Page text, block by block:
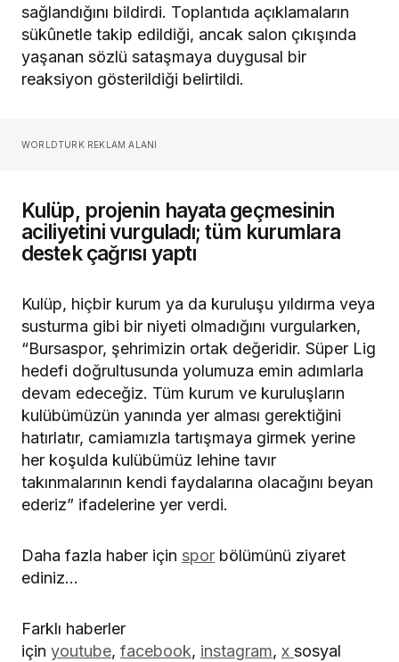
sağlandığını bildirdi. Toplantıda açıklamaların
sükûnetle takip edildiği, ancak salon çıkışında
yaşanan sözlü sataşmaya duygusal bir
reaksiyon gösterildiği belirtildi.
WORLDTURK REKLAM ALANI
Kulüp, projenin hayata geçmesinin
aciliyetini vurguladı; tüm kurumlara
destek çağrısı yaptı
Kulüp, hiçbir kurum ya da kuruluşu yıldırma veya
susturma gibi bir niyeti olmadığını vurgularken,
“Bursaspor, şehrimizin ortak değeridir. Süper Lig
hedefi doğrultusunda yolumuza emin adımlarla
devam edeceğiz. Tüm kurum ve kuruluşların
kulübümüzün yanında yer alması gerektiğini
hatırlatır, camiamızla tartışmaya girmek yerine
her koşulda kulübümüz lehine tavır
takınmalarının kendi faydalarına olacağını beyan
ederiz” ifadelerine yer verdi.
Daha fazla haber için spor bölümünü ziyaret
ediniz…
Farklı haberler
için youtube, facebook, instagram, x sosyal